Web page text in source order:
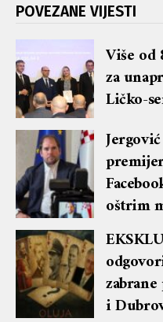
POVEZANE VIJESTI
Više od
za
Ličko-
oštrim
lekciju
i